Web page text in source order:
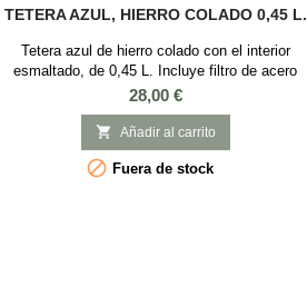
TETERA AZUL, HIERRO COLADO 0,45 L.
Tetera azul de hierro colado con el interior
esmaltado, de 0,45 L. Incluye filtro de acero
inoxidable.
Precio
28,00 €
 Añadir al carrito
 Fuera de stock